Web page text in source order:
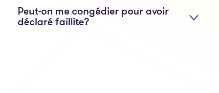
Peut-on me congédier pour avoir
déclaré faillite?